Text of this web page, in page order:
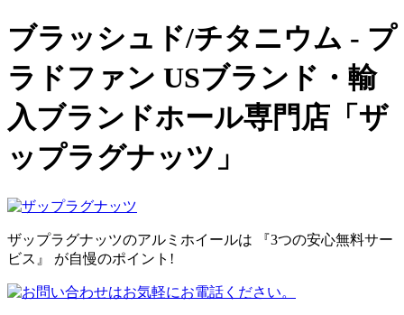
ブラッシュド/チタニウム - プ
ラドファン USブランド・輸
入ブランドホール専門店「ザ
ップラグナッツ」
ザップラグナッツのアルミホイールは 『3つの安心無料サー
ビス』 が自慢のポイント!